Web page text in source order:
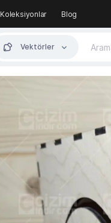
Koleksiyonlar Blog
Vektörler